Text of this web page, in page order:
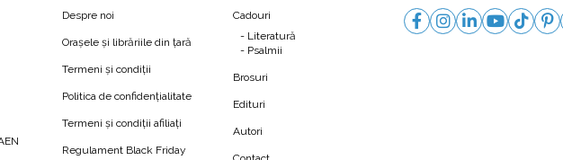
și a luminii îi va permite pădurii voastre comestibile să se dezvolte frumos.
fotosinteză, de aceea, când este posibil, pădurea comestibilă ar trebui să fie
au loc cele mai interesante fenomene. Acolo se găsește cea mai mare bogăție de
Despre noi
Orașele și librăriile din țară
Termeni şi condiţii
Politica de confidenţialitate
Termeni şi condiţii afiliaţi
Regulament Black Friday
Cadouri
Literatură
Psalmii
Brosuri
Edituri
Autori